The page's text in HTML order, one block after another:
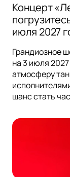
Концерт
июля 2027
Грандиозное
на 3 июля
атмосферу
шанс стать